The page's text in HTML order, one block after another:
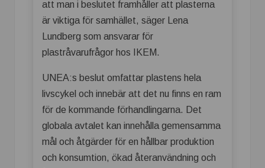
att man i beslutet framhåller att plasterna
är viktiga för samhället, säger Lena
Lundberg som ansvarar för
plastråvarufrågor hos IKEM.
UNEA:s beslut omfattar plastens hela
livscykel och innebär att det nu finns en ram
för de kommande förhandlingarna. Det
globala avtalet kan innehålla gemensamma
mål och åtgärder för en hållbar produktion
och konsumtion, ökad återanvändning och